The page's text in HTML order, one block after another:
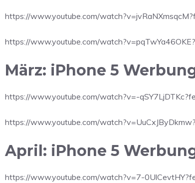
https://www.youtube.com/
https://www.youtube.com/
März: iPhone 5
https://www.youtube.com/watch?v=-
https://www.youtube.com/
April: iPhone 5
https://www.youtube.com/watch?v=7-